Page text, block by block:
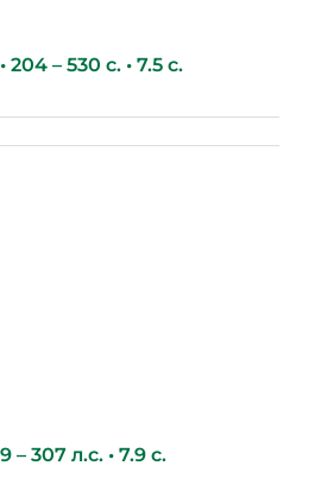
– 530 с. • 7.5 с.
– 307 л.с. • 7.9 с.